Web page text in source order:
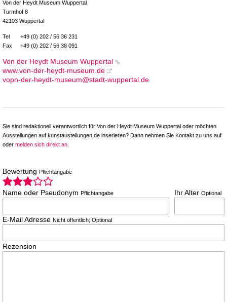
Von der Heydt Museum Wuppertal
Turmhof 8
42103 Wuppertal
Tel
+49 (0) 202 / 56 36 231
Fax
+49 (0) 202 / 56 38 091
Von der Heydt Museum Wuppertal
www.von-der-heydt-museum.de
vopn-der-heydt-museum@stadt-wuppertal.de
Sie sind redaktionell verantwortlich für Von der Heydt Museum Wuppertal oder möchten
Ausstellungen auf kunstaustellungen.de inserieren? Dann nehmen Sie Kontakt zu uns auf
oder melden sich direkt an
Bewertung Pflichtangabe
Name oder Pseudonym Pflichtangabe Ihr Alter Optional
E-Mail Adresse Nicht öffentlich; Optional
Rezension